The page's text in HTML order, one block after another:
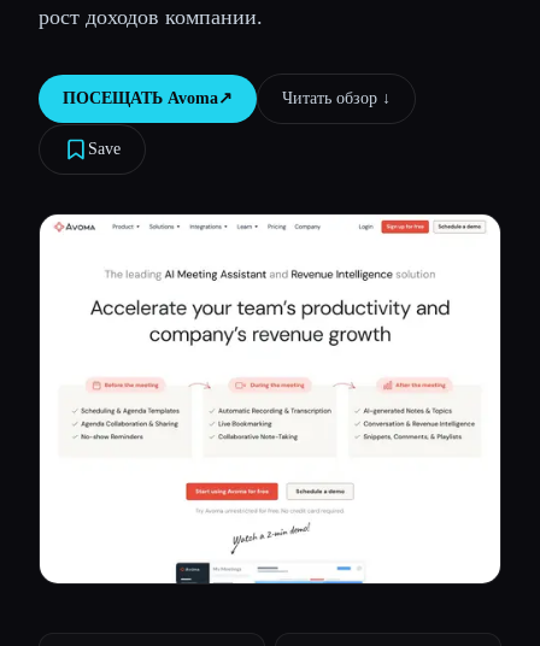
🎓Студенты
Блог
Сравнить инструменты
Все категории
рост доходов компании.
ПОСЕЩАТЬ Avoma↗︎ Читать обзор ↓︎
Save